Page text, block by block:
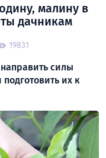
малину в
дачникам
19831
силы
их к